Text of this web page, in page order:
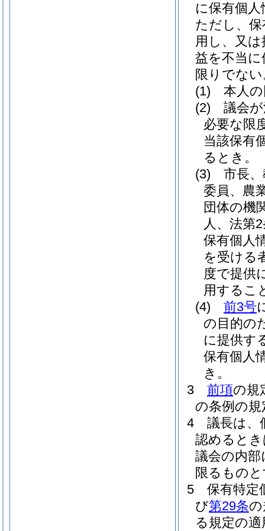
に保有個
ただし、
用し、又
益を不当
限りでな
(1)
本人
(2)
議会
必要な限
当該保有
るとき。
(3)
市長
委員、農
団体の機
人、法第
保有個人
を受ける
度で提供
用するこ
(4)
前3号
の目的の
に提供す
保有個人
き。
3
前項の規
の条例の
4
議長は、
認めると
議会の内
限るもの
5
保有特定
び第29条
る規定の